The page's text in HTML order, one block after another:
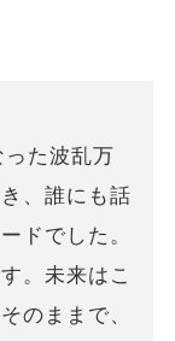
た波乱万
、誰にも話
ドでした。
。未来はこ
のままで、